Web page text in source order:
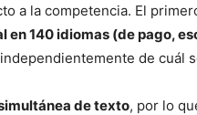
a la competencia. El
en 140 idiomas (de pago,
de cuál
de texto, por lo